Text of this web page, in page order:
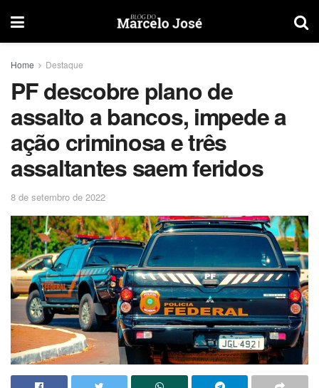
Home Destaque
PF descobre plano de
assalto a bancos, impede a
ação criminosa e três
assaltantes saem feridos
8 de setembro de 2022